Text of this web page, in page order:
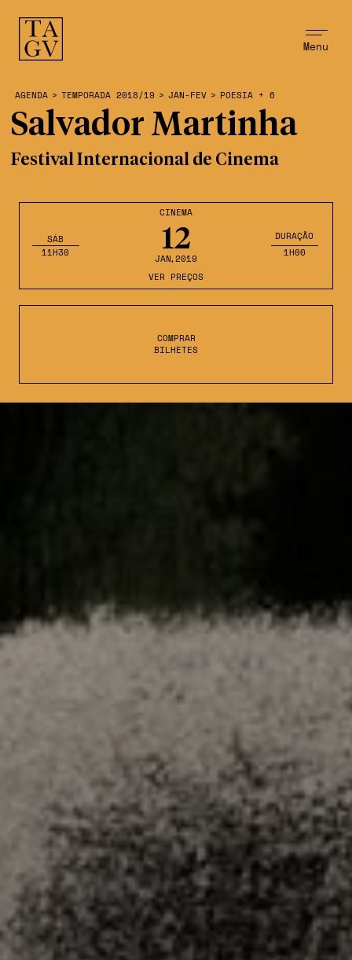
Menu
CINEMA
12
JAN,2019
SÁB
11H30
DURAÇÃO
1H00
VER PREÇOS
COMPRAR
BILHETES
AGENDA > TEMPORADA 2018/19 > JAN-FEV > POESIA + 6
Salvador Martinha
Festival Internacional de Cinema